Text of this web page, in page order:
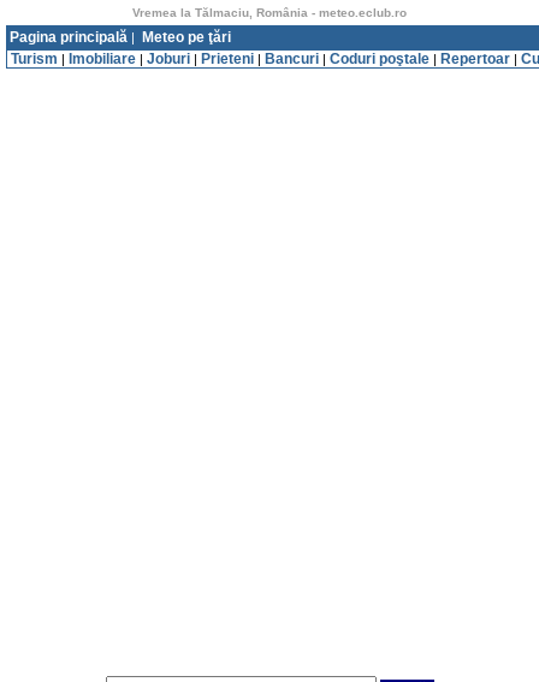
Vremea la Tălmaciu, România - meteo.eclub.ro
Pagina principală |
Meteo pe ţări
Turism | Imobiliare | Joburi | Prieteni | Bancuri | Coduri poştale | Repertoar |